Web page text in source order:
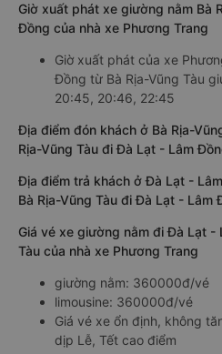
Giờ xuất phát xe giường nằm Bà
Đồng của nhà xe Phương Trang
Giờ xuất phát của xe
Đồng từ Bà Rịa-Vũng Tàu
20:45, 20:46, 22:45
Địa điểm đón khách ở Bà Rịa-
Rịa-Vũng Tàu đi Đà Lạt - Lâm
Địa điểm trả khách ở Đà Lạt -
Bà Rịa-Vũng Tàu đi Đà Lạt - Lâm
Giá vé xe giường nằm đi Đà Lạt -
Tàu của nhà xe Phương Trang
giường nằm: 360000đ/vé
limousine: 360000đ/vé
Giá vé xe ổn định, không
dịp Lễ, Tết cao điểm